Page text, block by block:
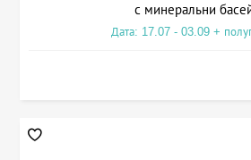
с минеральни
Дата: 17.07 - 03.09 +